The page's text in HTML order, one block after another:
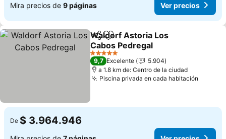
Mira precios de 9 páginas Ver precios
CompartirAgregar a favoritos
Waldorf Astoria Los
Cabos Pedregal
5 Estrellas
9,7 Excelente
5.904
a 1.8 km de: Centro de la ciudad
Piscina privada en cada habitación
De $ 3.964.946